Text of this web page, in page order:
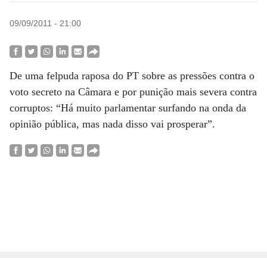
09/09/2011 - 21:00
De uma felpuda raposa do PT sobre as pressões contra o
voto secreto na Câmara e por punição mais severa contra
corruptos: “Há muito parlamentar surfando na onda da
opinião pública, mas nada disso vai prosperar”.